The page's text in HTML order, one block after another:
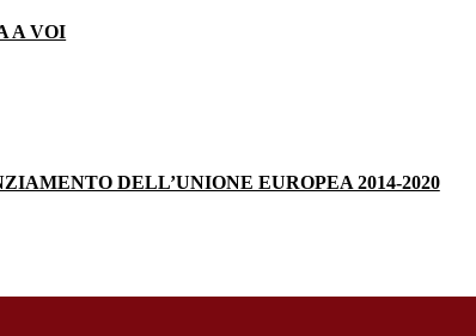
A VOI
DELL’UNIONE EUROPEA 2014-2020